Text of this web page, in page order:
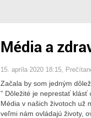
Média a
15. apríla 2020 18:15 ,
Začala by som jedným
” Dôležité je neprestať klásť
Média v našich životoch už
veľmi nám ovládajú životy,